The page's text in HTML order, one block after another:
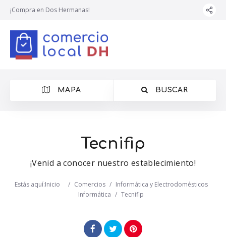
¡Compra en Dos Hermanas!
MAPA BUSCAR
Tecnifip
¡Venid a conocer nuestro establecimiento!
Estás aquí:Inicio / Comercios / Informática y Electrodomésticos
Informática / Tecnifip